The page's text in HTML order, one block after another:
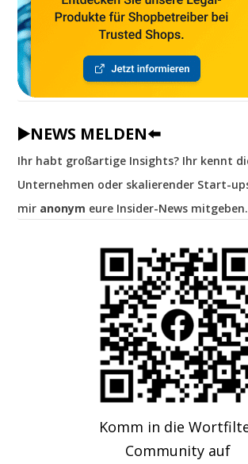
▶️NEWS MELDEN⬅️
Ihr habt großartige Insights? Ihr kennt
Unternehmen oder skalierender Start-
mir anonym eure Insider-News mitgeben.
Komm in die
Community auf